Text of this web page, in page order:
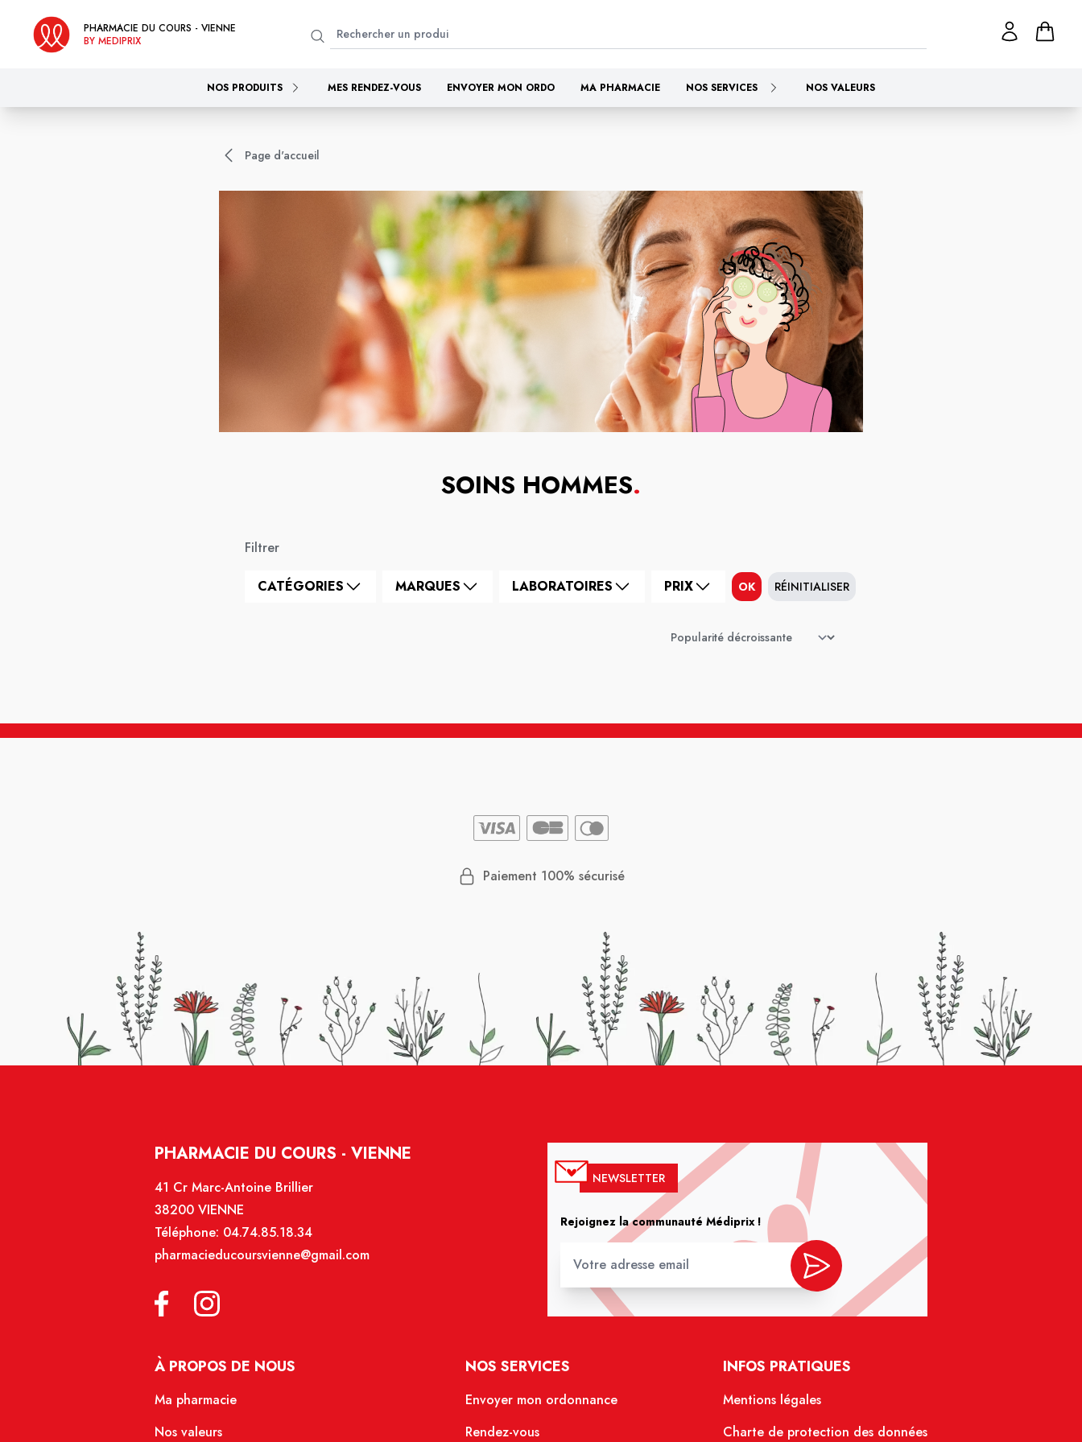
PHARMACIE DU COURS - VIENNE
BY MEDIPRIX
NOS PRODUITS MES RENDEZ-VOUS ENVOYER MON ORDO MA PHARMACIE NOS SERVICES NOS VALEURS
Page d'accueil
SOINS HOMMES.
Filtrer
CATÉGORIES MARQUES LABORATOIRES PRIX OK RÉINITIALISER
Paiement 100% sécurisé
PHARMACIE DU COURS - VIENNE
41 Cr Marc-Antoine Brillier
38200 VIENNE
Téléphone: 04.74.85.18.34
pharmacieducoursvienne@gmail.com
NEWSLETTER
Rejoignez la communauté Médiprix !
À PROPOS DE NOUS
Ma pharmacie
Nos valeurs
NOS SERVICES
Envoyer mon ordonnance
Rendez-vous
INFOS PRATIQUES
Mentions légales
Charte de protection des données